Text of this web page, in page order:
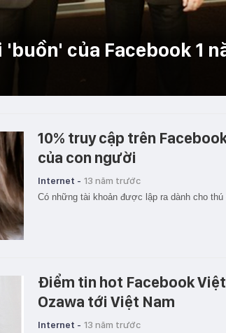
của Facebook 1
10% truy cập trên
của con người
Internet - 13 năm trước
Có những tài khoản được lập ra dành cho thú
Điểm tin hot Facebook
Ozawa tới Việt Nam
Internet - 13 năm trước